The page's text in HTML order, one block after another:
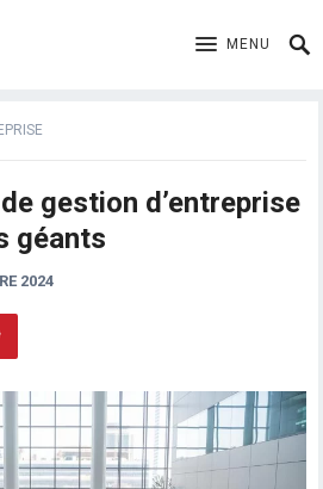
MENU
gestion d’entreprise
géants
2024